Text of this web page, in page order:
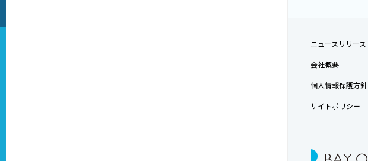
ニュースリリース
会社概要
個人情報保護方針
サイトポリシー